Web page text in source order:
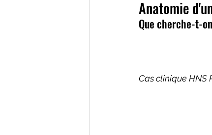
Troubles
Anatomie
Que cherche-t-
Cas clinique HNS